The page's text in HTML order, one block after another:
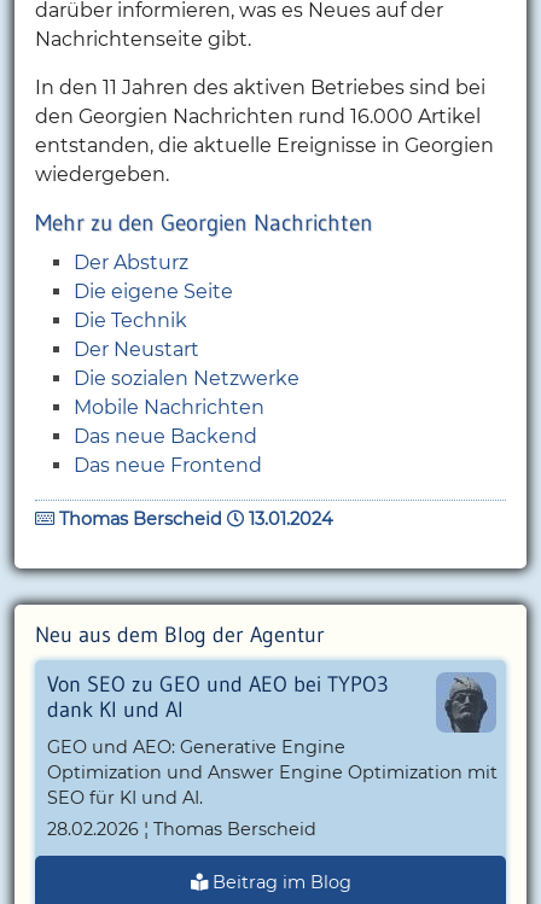
darüber informieren, was es Neues auf der
Nachrichtenseite gibt.
In den 11 Jahren des aktiven Betriebes sind bei
den Georgien Nachrichten rund 16.000 Artikel
entstanden, die aktuelle Ereignisse in Georgien
wiedergeben.
Mehr zu den Georgien Nachrichten
Der Absturz
Die eigene Seite
Die Technik
Der Neustart
Die sozialen Netzwerke
Mobile Nachrichten
Das neue Backend
Das neue Frontend
Thomas Berscheid 13.01.2024
Neu aus dem Blog der Agentur
Von SEO zu GEO und AEO bei TYPO3
dank KI und AI
GEO und AEO: Generative Engine
Optimization und Answer Engine Optimization mit
SEO für KI und AI.
28.02.2026 ¦ Thomas Berscheid
Beitrag im Blog